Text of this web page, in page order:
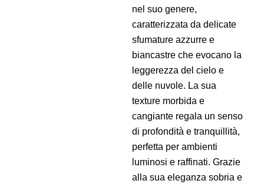
nel suo genere,
caratterizzata da delicate
sfumature azzurre e
biancastre che evocano la
leggerezza del cielo e
delle nuvole. La sua
texture morbida e
cangiante regala un senso
di profondità e tranquillità,
perfetta per ambienti
luminosi e raffinati. Grazie
alla sua eleganza sobria e